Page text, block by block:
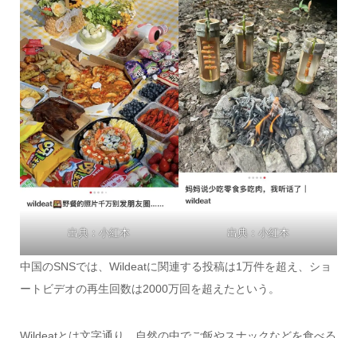
出典：小紅本 出典：小紅本
中国のSNSでは、Wildeatに関連する投稿は1万件を超え、ショ
ートビデオの再生回数は2000万回を超えたという。
Wildeatとは文字通り、自然の中でご飯やスナックなどを食べる